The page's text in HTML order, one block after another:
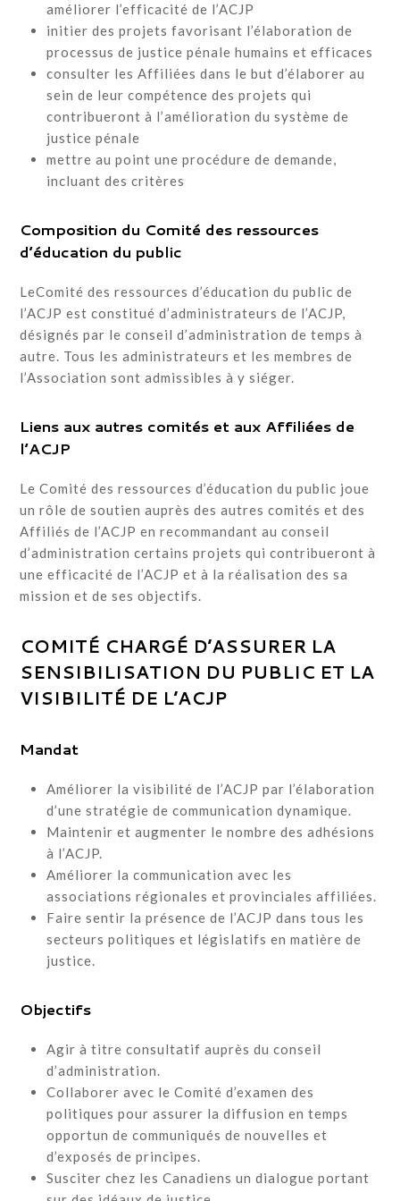
améliorer l’efficacité de l’ACJP
initier des projets favorisant l’élaboration de
processus de justice pénale humains et efficaces
consulter les Affiliées dans le but d’élaborer au
sein de leur compétence des projets qui
contribueront à l’amélioration du système de
justice pénale
mettre au point une procédure de demande,
incluant des critères
Composition du Comité des ressources
d’éducation du public
LeComité des ressources d’éducation du public de
l’ACJP est constitué d’administrateurs de l’ACJP,
désignés par le conseil d’administration de temps à
autre. Tous les administrateurs et les membres de
l’Association sont admissibles à y siéger.
Liens aux autres comités et aux Affiliées de
l’ACJP
Le Comité des ressources d’éducation du public joue
un rôle de soutien auprès des autres comités et des
Affiliés de l’ACJP en recommandant au conseil
d’administration certains projets qui contribueront à
une efficacité de l’ACJP et à la réalisation des sa
mission et de ses objectifs.
COMITÉ CHARGÉ D’ASSURER LA
SENSIBILISATION DU PUBLIC ET LA
VISIBILITÉ DE L’ACJP
Mandat
Améliorer la visibilité de l’ACJP par l’élaboration
d’une stratégie de communication dynamique.
Maintenir et augmenter le nombre des adhésions
à l’ACJP.
Améliorer la communication avec les
associations régionales et provinciales affiliées.
Faire sentir la présence de l’ACJP dans tous les
secteurs politiques et législatifs en matière de
justice.
Objectifs
Agir à titre consultatif auprès du conseil
d’administration.
Collaborer avec le Comité d’examen des
politiques pour assurer la diffusion en temps
opportun de communiqués de nouvelles et
d’exposés de principes.
Susciter chez les Canadiens un dialogue portant